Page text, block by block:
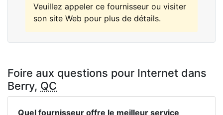
Veuillez appeler ce fournisseur ou visiter
son site Web pour plus de détails.
Foire aux questions pour Internet dans
Berry, QC
Quel fournisseur offre le meilleur service